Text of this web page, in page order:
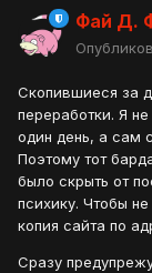
Фай Д.
Скопившиеся за
переработки. Я
один день, а сам
Поэтому тот
было скрыть от
психику. Чтобы
копия сайта по
Сразу